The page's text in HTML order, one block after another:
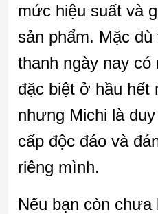
mức hiệu suất và
sản phẩm. Mặc
thanh ngày nay có
đặc biệt ở hầu hết
nhưng Michi là
cấp độc đáo và
riêng mình.
Nếu bạn còn chưa